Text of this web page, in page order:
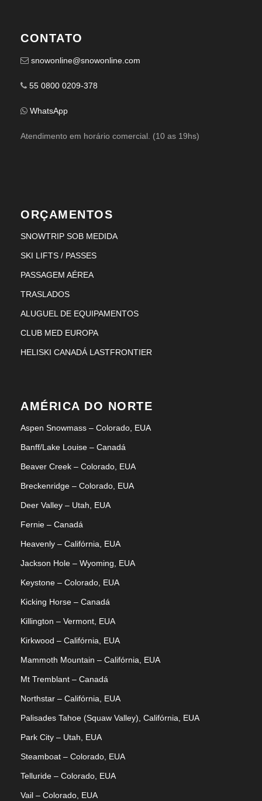
CONTATO
snowonline@snowonline.com
55 0800 0209-378
WhatsApp
Atendimento em horário comercial. (10 as 19hs)
ORÇAMENTOS
SNOWTRIP SOB MEDIDA
SKI LIFTS / PASSES
PASSAGEM AÉREA
TRASLADOS
ALUGUEL DE EQUIPAMENTOS
CLUB MED EUROPA
HELISKI CANADÁ LASTFRONTIER
AMÉRICA DO NORTE
Aspen Snowmass – Colorado, EUA
Banff/Lake Louise – Canadá
Beaver Creek – Colorado, EUA
Breckenridge – Colorado, EUA
Deer Valley – Utah, EUA
Fernie – Canadá
Heavenly – Califórnia, EUA
Jackson Hole – Wyoming, EUA
Keystone – Colorado, EUA
Kicking Horse – Canadá
Killington – Vermont, EUA
Kirkwood – Califórnia, EUA
Mammoth Mountain – Califórnia, EUA
Mt Tremblant – Canadá
Northstar – Califórnia, EUA
Palisades Tahoe (Squaw Valley), Califórnia, EUA
Park City – Utah, EUA
Steamboat – Colorado, EUA
Telluride – Colorado, EUA
Vail – Colorado, EUA